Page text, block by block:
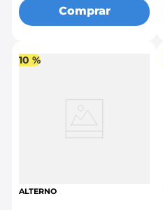
Comprar
10 %
ALTERNO